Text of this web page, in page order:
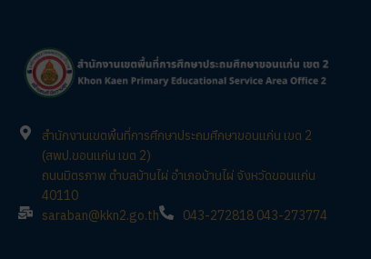
สำนักงานเขตพื้นที่การศึกษาประถมศึกษาขอนแก่น เขต 2
(สพป.ขอนแก่น เขต 2)
ถนนมิตรภาพ ตำบลบ้านไผ่ อำเภอบ้านไผ่ จังหวัดขอนแก่น
40110
saraban@kkn2.go.th
043-272818 043-273774